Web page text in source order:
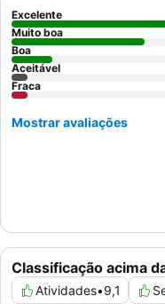
Classificação acima
Atividades•9,1
Excelente
Muito boa
Boa
Aceitável
Fraca
Mostrar avaliações